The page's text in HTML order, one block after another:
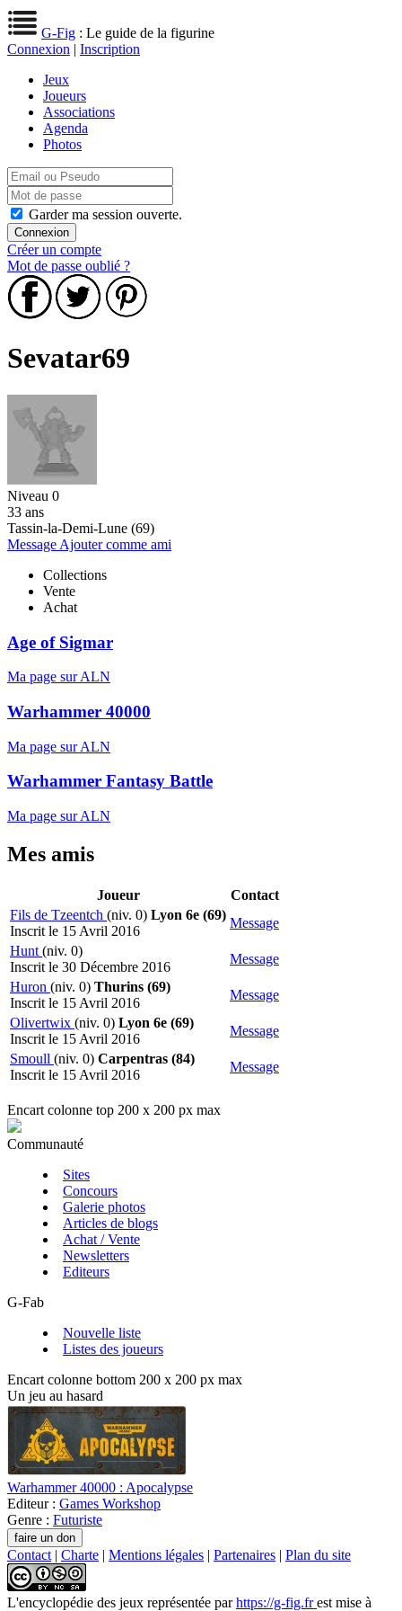
G-Fig : Le guide de la figurine
Connexion | Inscription
Jeux
Joueurs
Associations
Agenda
Photos
Garder ma session ouverte.
Créer un compte
Mot de passe oublié ?
Sevatar69
Niveau 0
33 ans
Tassin-la-Demi-Lune (69)
Message Ajouter comme ami
Collections
Vente
Achat
Age of Sigmar
Ma page sur ALN
Warhammer 40000
Ma page sur ALN
Warhammer Fantasy Battle
Ma page sur ALN
Mes amis
Joueur
Contact
Fils de Tzeentch (niv. 0) Lyon 6e (69)
Inscrit le 15 Avril 2016
Message
Hunt (niv. 0)
Inscrit le 30 Décembre 2016
Message
Huron (niv. 0) Thurins (69)
Inscrit le 15 Avril 2016
Message
Olivertwix (niv. 0) Lyon 6e (69)
Inscrit le 15 Avril 2016
Message
Smoull (niv. 0) Carpentras (84)
Inscrit le 15 Avril 2016
Message
Encart colonne top 200 x 200 px max
Communauté
Sites
Concours
Galerie photos
Articles de blogs
Achat / Vente
Newsletters
Editeurs
G-Fab
Nouvelle liste
Listes des joueurs
Encart colonne bottom 200 x 200 px max
Un jeu au hasard
Warhammer 40000 : Apocalypse
Editeur : Games Workshop
Genre : Futuriste
Contact | Charte | Mentions légales | Partenaires | Plan du site
L'encyclopédie des jeux représentée parhttps://g-fig.frest mise à